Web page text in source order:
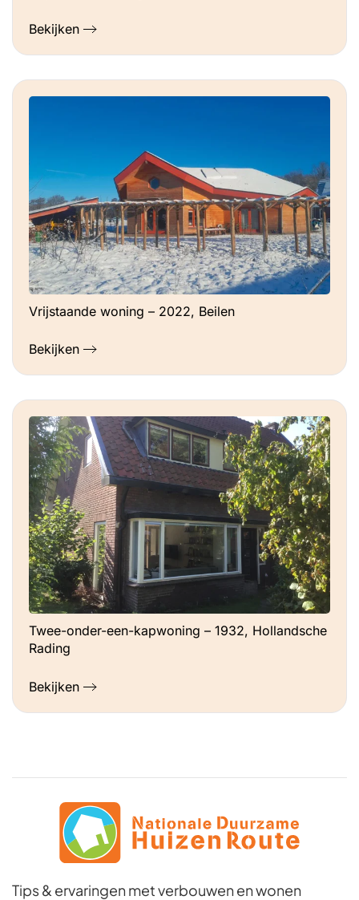
Bekijken
Vrijstaande woning – 2022, Beilen
Bekijken
Twee-onder-een-kapwoning – 1932, Hollandsche
Rading
Bekijken
Tips & ervaringen met verbouwen en wonen